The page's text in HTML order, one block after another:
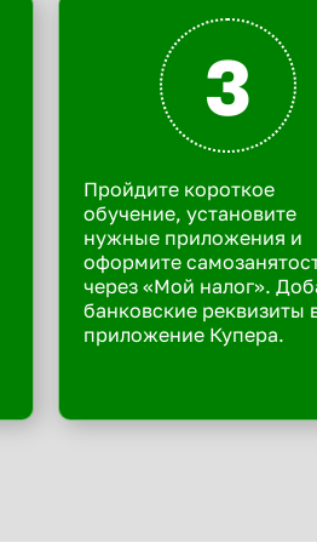
3
Пройдите короткое
обучение, установите
нужные приложения и
оформите
через «Мой налог».
банковские реквизиты
приложение Купера.